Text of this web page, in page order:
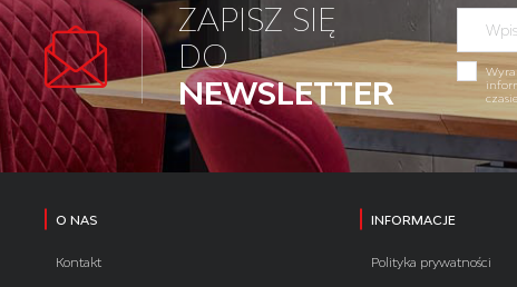
ZAPISZ SIĘ
DO
NEWSLETTER
O NAS
Kontakt
INFORMACJE
Polityka prywatności